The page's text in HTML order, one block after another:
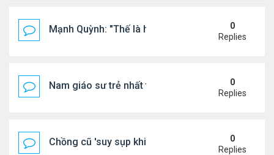
Mạnh Quỳnh: "Thế là hết"
0
Replies
Nam giáo sư trẻ nhất thế giới ở tuổi 18
0
Replies
Chồng cũ 'suy sụp khi biết tin Nicole Kidman có
0
Replies